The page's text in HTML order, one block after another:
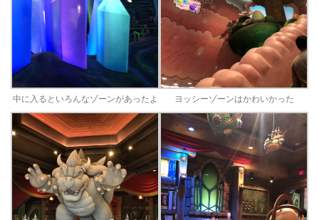
中に入るといろんなゾーンがあったよ ヨッシーゾーンはかわいかった